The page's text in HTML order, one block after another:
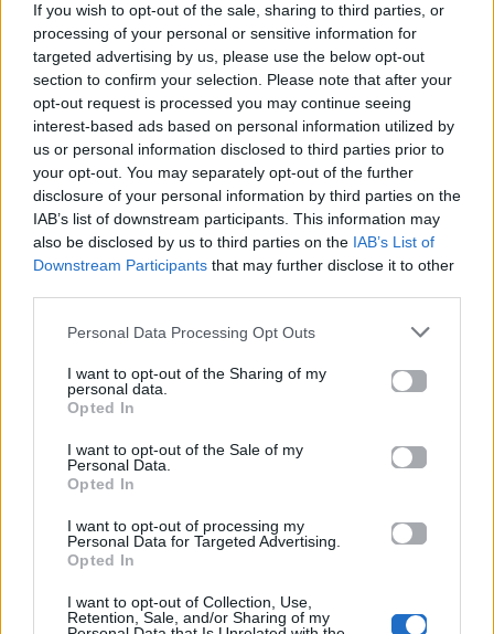
If you wish to opt-out of the sale, sharing to third parties, or
processing of your personal or sensitive information for
targeted advertising by us, please use the below opt-out
section to confirm your selection. Please note that after your
opt-out request is processed you may continue seeing
interest-based ads based on personal information utilized by
us or personal information disclosed to third parties prior to
your opt-out. You may separately opt-out of the further
disclosure of your personal information by third parties on the
IAB’s list of downstream participants. This information may
also be disclosed by us to third parties on the IAB’s List of
Downstream Participants that may further disclose it to other
Personal Data Processing Opt Outs
I want to opt-out of the Sharing of my
personal data.
Opted In
I want to opt-out of the Sale of my
Personal Data.
Opted In
I want to opt-out of processing my
Personal Data for Targeted Advertising.
Opted In
I want to opt-out of Collection, Use,
Retention, Sale, and/or Sharing of my
TV
Γνώρισε τη Φρόσω
από τις «Κόρες της
Αρετής» – Ο νέος
ρόλος της Δώρας
Χρυσικού
06.08.2026
TV
Πάτα play στο trailer
του «Δυο μαύρα
πουκάμισα» – Η νέα
δραματική σειρά του
MEGA ξεκινά
06.08.2026
«Μπαμπά, σ’ αγαπώ»:
«Μπαμπάς-φεύγα»
στον β’ κύκλο και όλα
αλλάζουν
05.08.2026
αλλαγή που φέρνει η
επιστροφή του «Σόι
05.08.2026